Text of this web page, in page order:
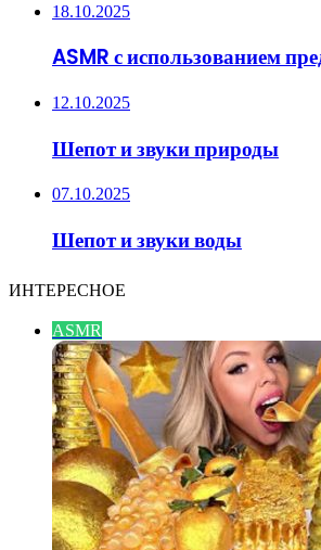
18.10.2025
ASMR с использованием
12.10.2025
Шепот и звуки природы
07.10.2025
Шепот и звуки воды
ИНТЕРЕСНОЕ
ASMR